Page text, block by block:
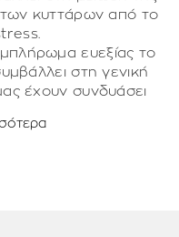
κυττάρων από το
ευεξίας το
στη γενική
μας έχουν συνδυάσει